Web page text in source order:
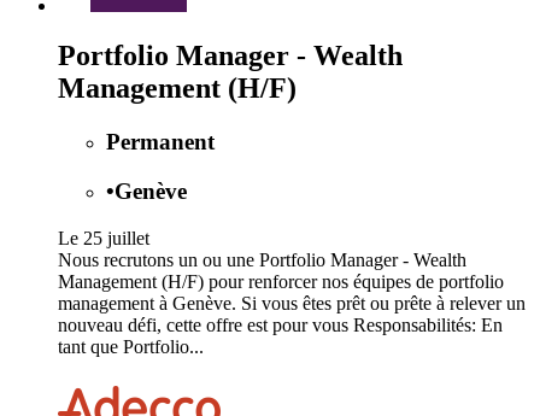
Portfolio Manager - Wealth
Management (H/F)
Permanent
•Genève
Le 25 juillet
Nous recrutons un ou une Portfolio Manager - Wealth
Management (H/F) pour renforcer nos équipes de portfolio
management à Genève. Si vous êtes prêt ou prête à relever un
nouveau défi, cette offre est pour vous Responsabilités: En
tant que Portfolio...